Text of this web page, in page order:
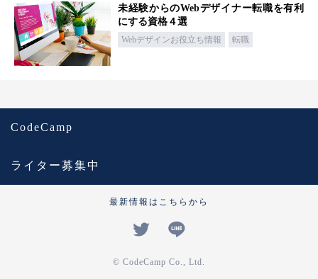
未経験からのWebデザイナー転職を有利
にする資格４選
Webデザインお役立ち情報 転職
CodeCamp
ライター募集中
最新情報はこちらから
© CodeCamp Co., Ltd.